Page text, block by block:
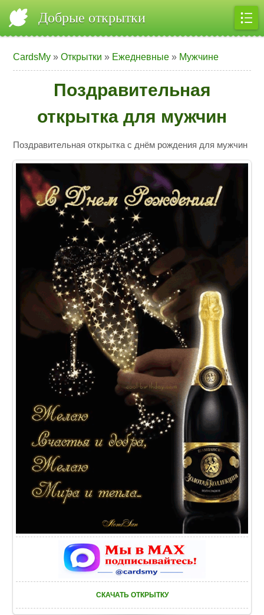
Добрые открытки
CardsMy »Открытки » Ежедневные » Мужчине
Поздравительная
открытка для мужчин
Поздравительная открытка с днём рождения для мужчин
СКАЧАТЬ ОТКРЫТКУ